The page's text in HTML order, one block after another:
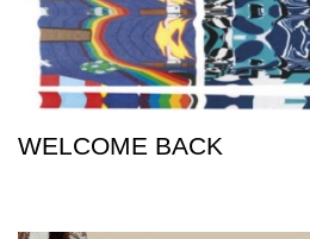
WELCOME BACK